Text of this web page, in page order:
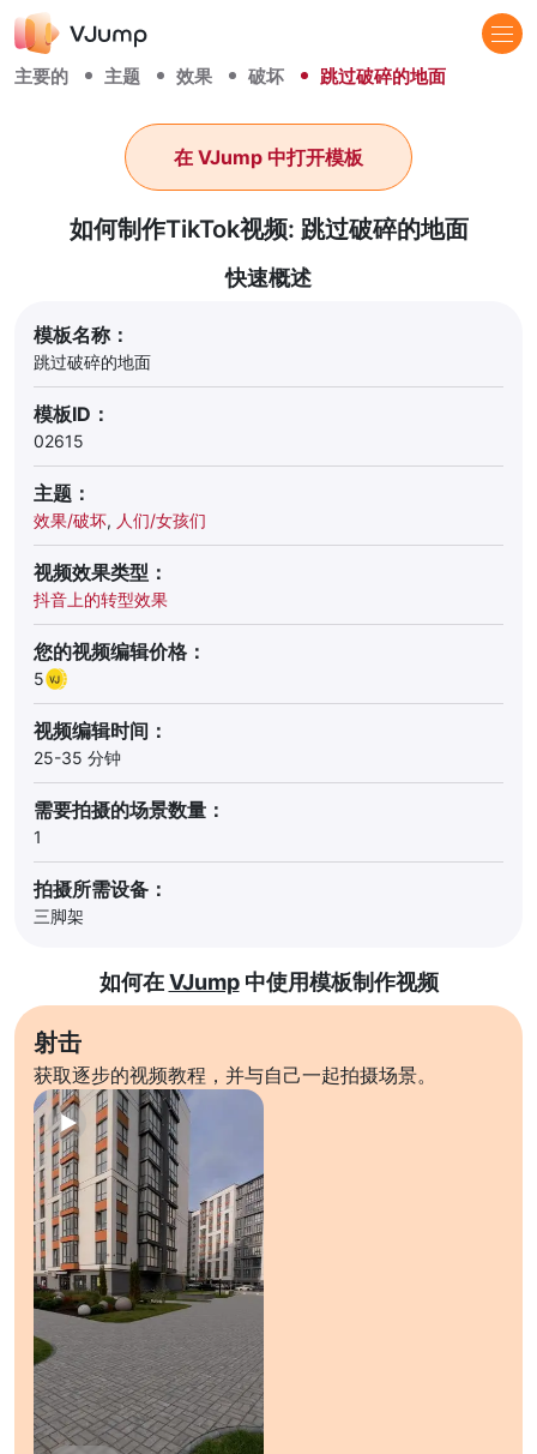
主要的 主题 效果 破坏 跳过破碎的地面
如何制作TikTok视频: 跳过破碎的地面
在 VJump 中打开模板
快速概述
模板名称：
跳过破碎的地面
模板ID：
02615
主题：
效果/破坏, 人们/女孩们
视频效果类型：
抖音上的转型效果
您的视频编辑价格：
5
视频编辑时间：
25-35 分钟
需要拍摄的场景数量：
1
拍摄所需设备：
三脚架
如何在VJump中使用模板制作视频
射击
获取逐步的视频教程，并与自己一起拍摄场景。